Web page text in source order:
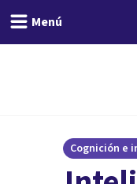
Menú
Cognición e